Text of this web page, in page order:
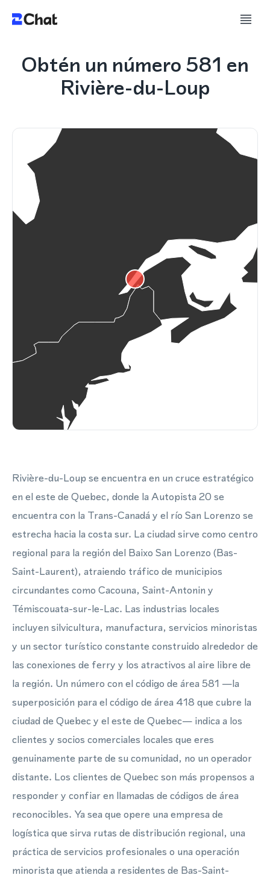
Obtén un número 581 en
Rivière-du-Loup
Rivière-du-Loup se encuentra en un cruce estratégico
en el este de Quebec, donde la Autopista 20 se
encuentra con la Trans-Canadá y el río San Lorenzo se
estrecha hacia la costa sur. La ciudad sirve como centro
regional para la región del Baixo San Lorenzo (Bas-
Saint-Laurent), atraiendo tráfico de municipios
circundantes como Cacouna, Saint-Antonin y
Témiscouata-sur-le-Lac. Las industrias locales
incluyen silvicultura, manufactura, servicios minoristas
y un sector turístico constante construido alrededor de
las conexiones de ferry y los atractivos al aire libre de
la región. Un número con el código de área 581 —la
superposición para el código de área 418 que cubre la
ciudad de Quebec y el este de Quebec— indica a los
clientes y socios comerciales locales que eres
genuinamente parte de su comunidad, no un operador
distante. Los clientes de Quebec son más propensos a
responder y confiar en llamadas de códigos de área
reconocibles. Ya sea que opere una empresa de
logística que sirva rutas de distribución regional, una
práctica de servicios profesionales o una operación
minorista que atienda a residentes de Bas-Saint-